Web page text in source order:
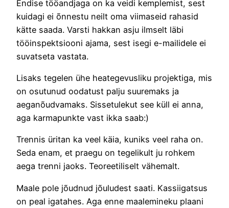
Endise tööandjaga on ka veidi kemplemist, sest
kuidagi ei õnnestu neilt oma viimaseid rahasid
kätte saada. Varsti hakkan asju ilmselt läbi
tööinspektsiooni ajama, sest isegi e-mailidele ei
suvatseta vastata.
Lisaks tegelen ühe heategevusliku projektiga, mis
on osutunud oodatust palju suuremaks ja
aeganõudvamaks. Sissetulekut see küll ei anna,
aga karmapunkte vast ikka saab:)
Trennis üritan ka veel käia, kuniks veel raha on.
Seda enam, et praegu on tegelikult ju rohkem
aega trenni jaoks. Teoreetiliselt vähemalt.
Maale pole jõudnud jõuludest saati. Kassiigatsus
on peal igatahes. Aga enne maalemineku plaani